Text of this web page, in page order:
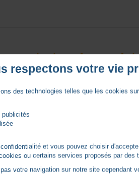
du
respectons votre vie
des technologies telles que les cookies
publicités
et vous pouvez choisir
ou certains services proposés par des
votre navigation sur notre site cependant